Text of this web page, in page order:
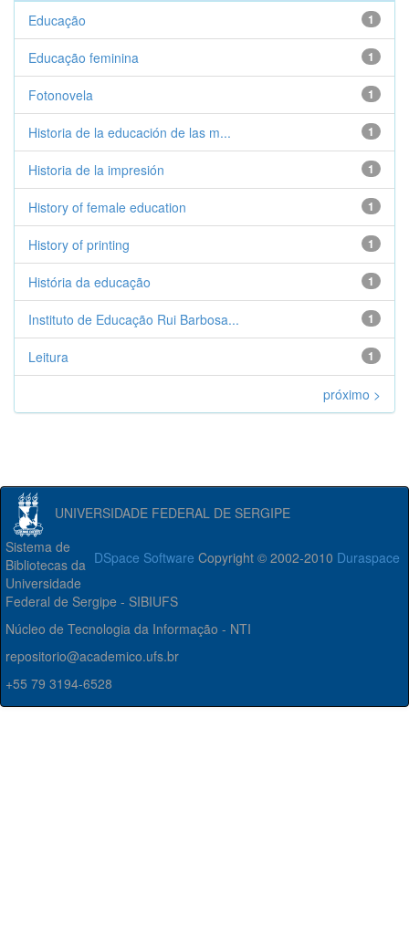
1
Educação
1
Educação feminina
1
Fotonovela
1
Historia de la educación de las m...
1
Historia de la impresión
1
History of female education
1
History of printing
1
História da educação
1
Instituto de Educação Rui Barbosa...
1
Leitura
próximo >
UNIVERSIDADE FEDERAL DE SERGIPE
DSpace Software Copyright © 2002-2010 Duraspace
Sistema de
Bibliotecas da
Universidade
Federal de Sergipe - SIBIUFS
Núcleo de Tecnologia da Informação - NTI
repositorio@academico.ufs.br
+55 79 3194-6528